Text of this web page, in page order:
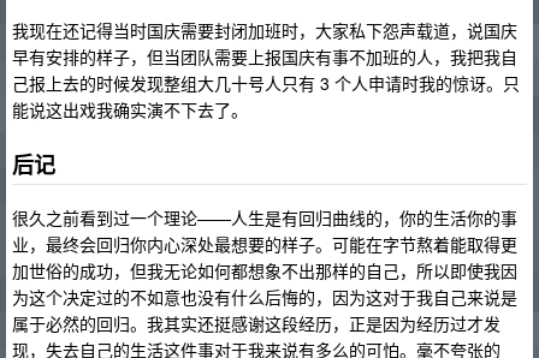
我现在还记得当时国庆需要封闭加班时，大家私下怨声载道，说国庆
早有安排的样子，但当团队需要上报国庆有事不加班的人，我把我自
己报上去的时候发现整组大几十号人只有 3 个人申请时我的惊讶。只
能说这出戏我确实演不下去了。
后记
很久之前看到过一个理论——人生是有回归曲线的，你的生活你的事
业，最终会回归你内心深处最想要的样子。可能在字节熬着能取得更
加世俗的成功，但我无论如何都想象不出那样的自己，所以即使我因
为这个决定过的不如意也没有什么后悔的，因为这对于我自己来说是
属于必然的回归。我其实还挺感谢这段经历，正是因为经历过才发
现，失去自己的生活这件事对于我来说有多么的可怕。毫不夸张的